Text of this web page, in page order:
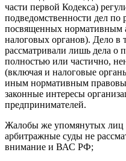
части первой Кодекса)
подведомственности дел по
посвященных нормативным
налоговых органов). Дело в
рассматривали лишь дела о
полностью или частично,
(включая и налоговые
иным нормативным
законные интересы
предпринимателей.
Жалобы же упомянутых лиц
арбитражные суды не
внимание и ВАС РФ;